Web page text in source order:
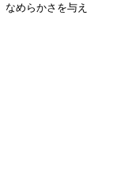
めらかさを与え